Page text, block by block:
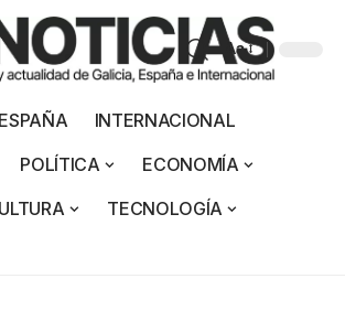
Aa
ESPAÑA
INTERNACIONAL
POLÍTICA
ECONOMÍA
TECNOLOGÍA